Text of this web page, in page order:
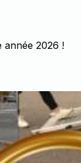
année 2026 !